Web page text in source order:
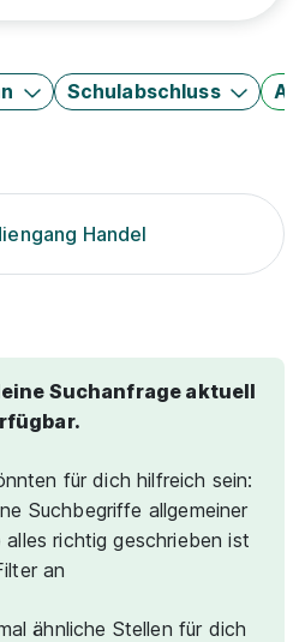
Schulabschluss
Handel
Suchanfrage aktuell
für dich hilfreich sein:
Suchbegriffe allgemeiner
richtig geschrieben ist
an
ähnliche Stellen für dich